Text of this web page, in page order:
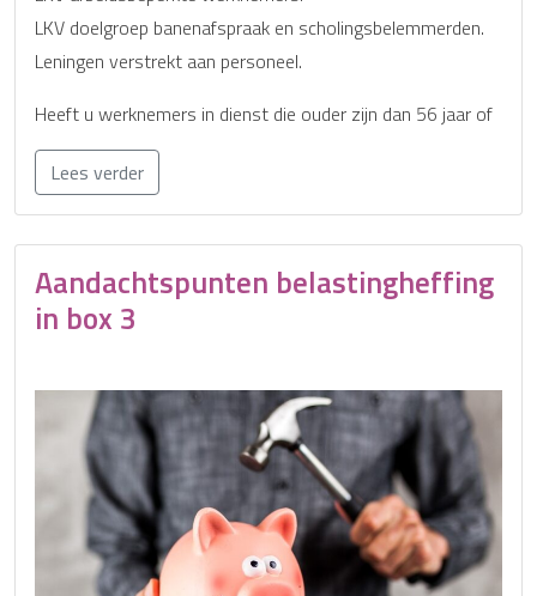
LKV doelgroep banenafspraak en scholingsbelemmerden.
Leningen verstrekt aan personeel.
Heeft u werknemers in dienst die ouder zijn dan 56 jaar of
Lees verder
Aandachtspunten belastingheffing
in box 3